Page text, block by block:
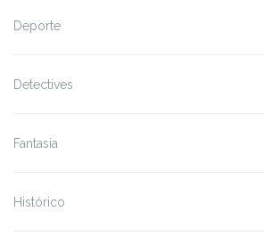
Deporte
Detectives
Fantasia
Histórico